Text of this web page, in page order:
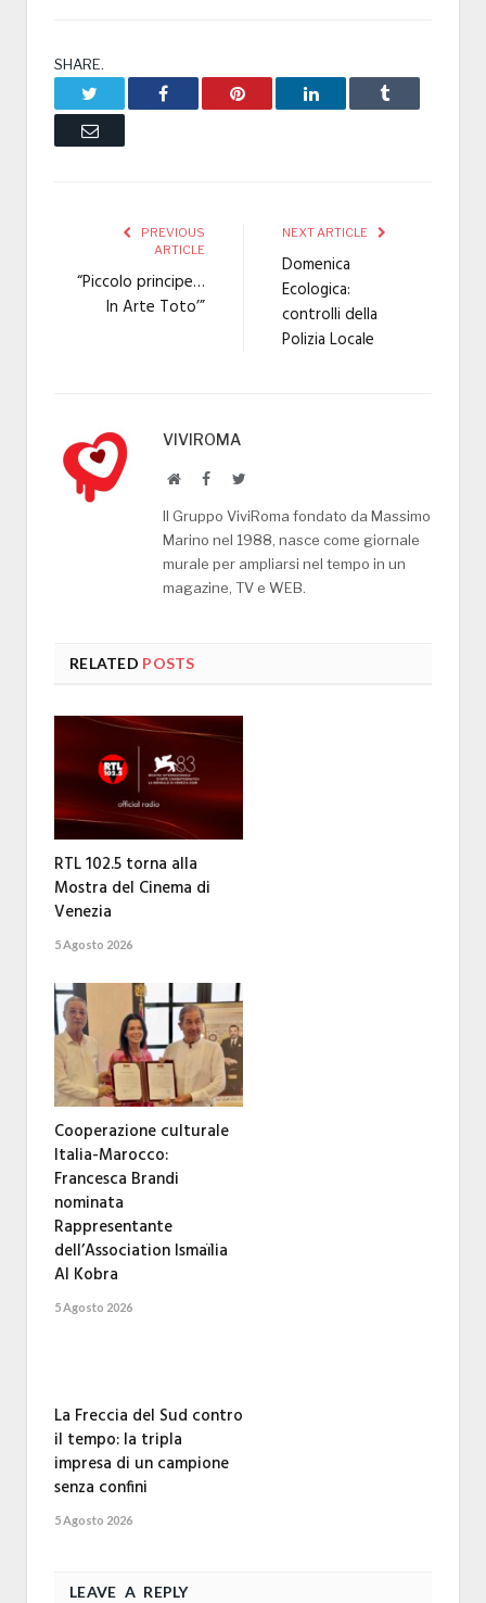
SHARE.
Facebook Pinterest LinkedIn Tumblr
Email
PREVIOUS
ARTICLE
“Piccolo principe…
In Arte Toto’”
NEXT ARTICLE
Domenica
Ecologica:
controlli della
Polizia Locale
VIVIROMA
WebsiteFacebookTwitter
Il Gruppo ViviRoma fondato da Massimo
Marino nel 1988, nasce come giornale
murale per ampliarsi nel tempo in un
magazine, TV e WEB.
RELATED POSTS
RTL 102.5 torna alla
Mostra del Cinema di
Venezia
5 Agosto 2026
Cooperazione culturale
Italia-Marocco:
Francesca Brandi
nominata
Rappresentante
dell’Association Ismaïlia
Al Kobra
5 Agosto 2026
La Freccia del Sud contro
il tempo: la tripla
impresa di un campione
senza confini
5 Agosto 2026
LEAVE A REPLY